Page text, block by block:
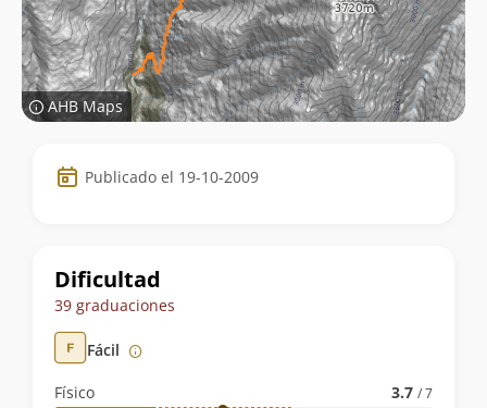
AHB Maps
Datos
de
ruta
Publicado el 19-10-2009
Dificultad
39 graduaciones
Fácil
Físico 3.7 / 7